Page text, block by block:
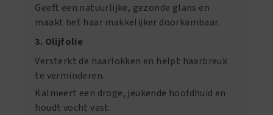
Geeft een natuurlijke, gezonde glans en
maakt het haar makkelijker doorkambaar.
3. Olijfolie
Versterkt de haarlokken en helpt haarbreuk
te verminderen.
Kalmeert een droge, jeukende hoofdhuid en
houdt vocht vast.